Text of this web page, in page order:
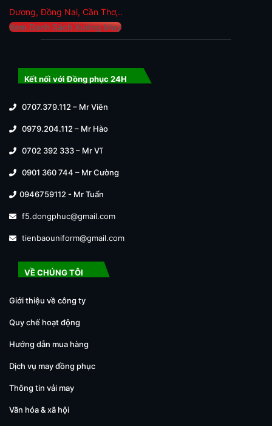
Dương, Đồng Nai, Cần Thơ,..
Xem Danh Sách Xưởng May
Kết nối với Đồng phục 24H
0707.379.112 – Mr Viên
0979.204.112 – Mr Hào
0702 392 333 – Mr Vĩ
0901 360 744 – Mr Cường
0946759112 - Mr Tuấn
f5.dongphuc@gmail.com
tienbaouniform@gmail.com
VỀ CHÚNG TÔI
Giới thiệu về công ty
Quy chế hoạt động
Hướng dẫn mua hàng
Dịch vụ may đồng phục
Thông tin vải may
Văn hóa & xã hội